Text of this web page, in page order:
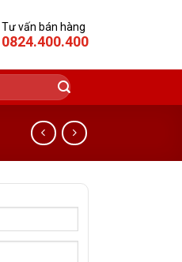
Tư vấn bán hàng
0824.400.400